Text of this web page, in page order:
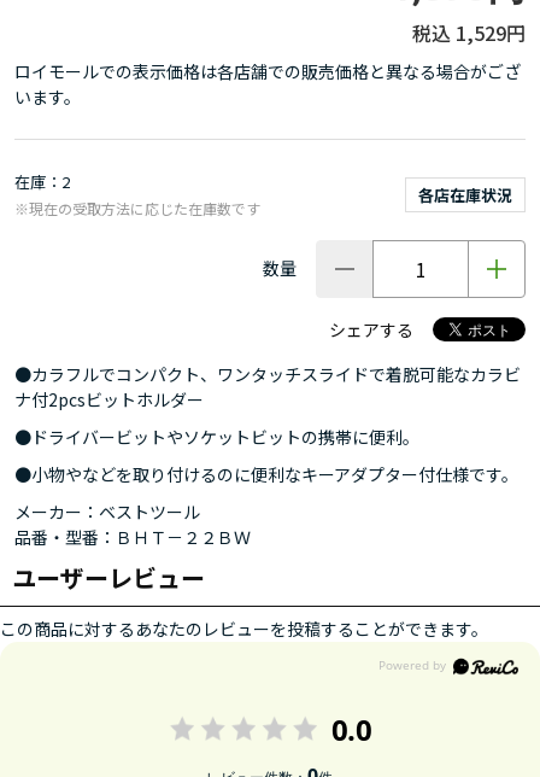
1,529円
ロイモールでの表示価格は各店舗での販売価格と異なる場合がござ
います。
在庫 2
各店在庫状況
※現在の受取方法に応じた在庫数です
数量
シェアする
●カラフルでコンパクト、ワンタッチスライドで着脱可能なカラビ
ナ付2pcsビットホルダー
●ドライバービットやソケットビットの携帯に便利。
●小物やなどを取り付けるのに便利なキーアダプター付仕様です。
メーカー：ベストツール
品番・型番：ＢＨＴ－２２ＢＷ
ユーザーレビュー
この商品に対するあなたのレビューを投稿することができます。
0.0